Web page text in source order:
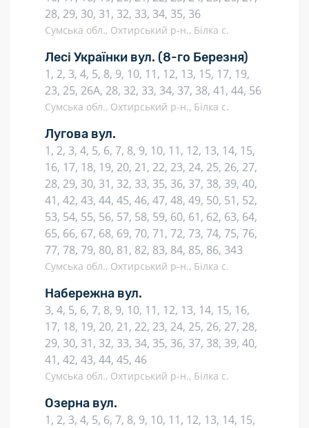
28, 29, 30, 31, 32, 33, 34, 35, 36
Сумська обл., Охтирський р-н., Білка с.
Лесі Українки вул. (8-го Березня)
1, 2, 3, 4, 5, 8, 9, 10, 11, 12, 13, 15, 17, 19,
23, 25, 26А, 28, 32, 33, 34, 37, 38, 41, 44, 56
Сумська обл., Охтирський р-н., Білка с.
Лугова вул.
1, 2, 3, 4, 5, 6, 7, 8, 9, 10, 11, 12, 13, 14, 15,
16, 17, 18, 19, 20, 21, 22, 23, 24, 25, 26, 27,
28, 29, 30, 31, 32, 33, 35, 36, 37, 38, 39, 40,
41, 42, 43, 44, 45, 46, 47, 48, 49, 50, 51, 52,
53, 54, 55, 56, 57, 58, 59, 60, 61, 62, 63, 64,
65, 66, 67, 68, 69, 70, 71, 72, 73, 74, 75, 76,
77, 78, 79, 80, 81, 82, 83, 84, 85, 86, 343
Сумська обл., Охтирський р-н., Білка с.
Набережна вул.
3, 4, 5, 6, 7, 8, 9, 10, 11, 12, 13, 14, 15, 16,
17, 18, 19, 20, 21, 22, 23, 24, 25, 26, 27, 28,
29, 30, 31, 32, 33, 34, 35, 36, 37, 38, 39, 40,
41, 42, 43, 44, 45, 46
Сумська обл., Охтирський р-н., Білка с.
Озерна вул.
1, 2, 3, 4, 5, 6, 7, 8, 9, 10, 11, 12, 13, 14, 15,